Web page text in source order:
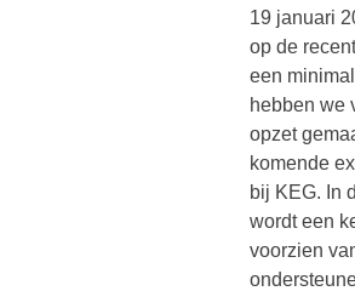
19 januari
op de
een
hebben we
opzet
komende
bij KEG. In
wordt een
voorzien